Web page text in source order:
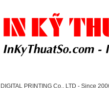
DIGITAL PRINTING Co., LTD - Since